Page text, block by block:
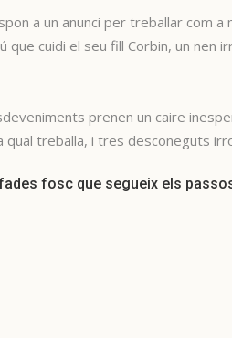
a un anunci per treballar com
que cuidi el seu fill Corbin, un
prenen un caire
qual treballa, i tres desconeguts
fosc que segueix els